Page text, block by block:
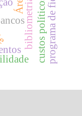
bibliometria.custos políticos